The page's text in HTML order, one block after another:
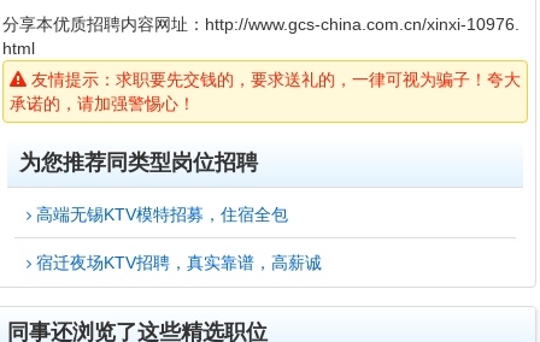
分享本优质招聘内容网址： http://www.gcs-china.com.cn/xinxi-10976.
html
友情提示：求职要先交钱的，要求送礼的，一律可视为骗子！夸大
承诺的，请加强警惕心！
为您推荐同类型岗位招聘
高端无锡KTV模特招募，住宿全包
宿迁夜场KTV招聘，真实靠谱，高薪诚
同事还浏览了这些精选职位